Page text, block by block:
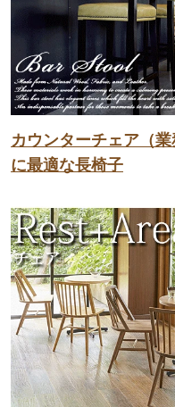
カウンターチェア（
に最適な長椅子